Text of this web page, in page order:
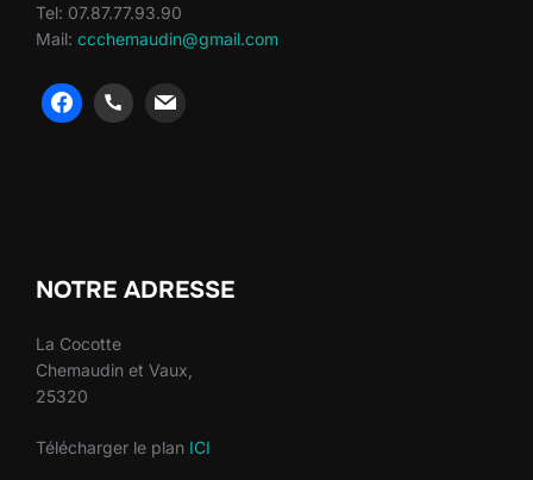
Tel: 07.87.77.93.90
Mail: ccchemaudin@gmail.com
NOTRE ADRESSE
La Cocotte
Chemaudin et Vaux,
25320
Télécharger le plan ICI